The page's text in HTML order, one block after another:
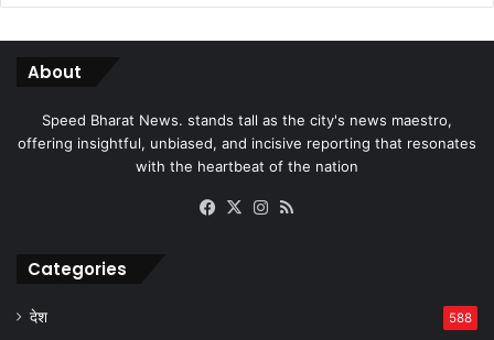
About
Speed Bharat News. stands tall as the city's news maestro,
offering insightful, unbiased, and incisive reporting that resonates
with the heartbeat of the nation
Facebook
X Instagram
Categories
देश 588